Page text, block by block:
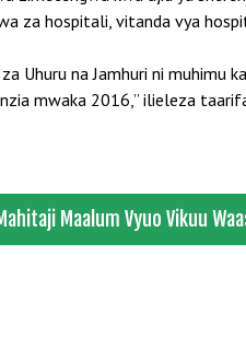
za hospitali, vitanda vya
Uhuru na Jamhuri ni muhimu
mwaka 2016,” ilieleza
Maalum Vyuo Vikuu